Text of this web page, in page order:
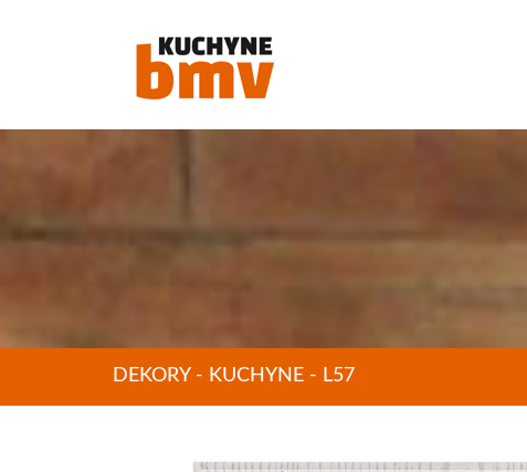
DEKORY - KUCHYNE - L57